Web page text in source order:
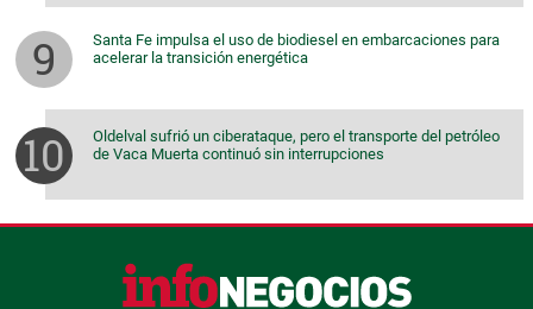
Santa Fe impulsa el uso de biodiesel en embarcaciones para
acelerar la transición energética
Oldelval sufrió un ciberataque, pero el transporte del petróleo
de Vaca Muerta continuó sin interrupciones